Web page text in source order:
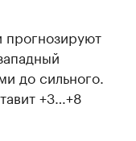
прогнозируют
до сильного.
+3…+8